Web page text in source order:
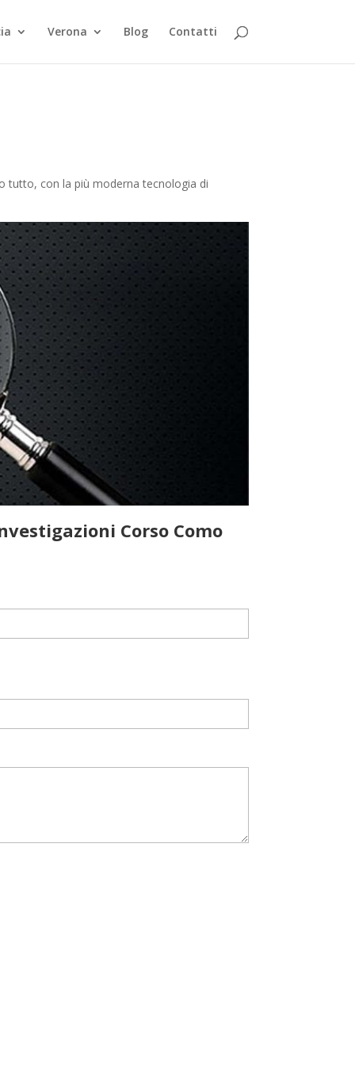
Verona Blog Contatti
tutto, con la più moderna tecnologia di
Corso Como